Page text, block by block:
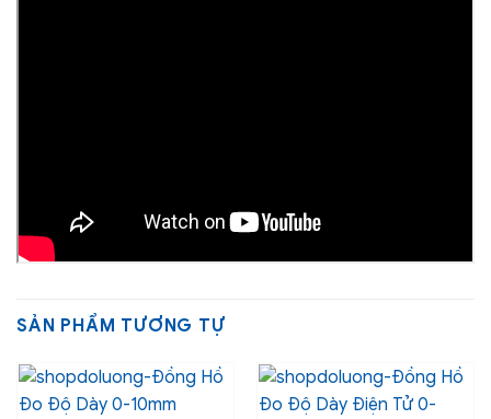
SẢN PHẨM TƯƠNG TỰ